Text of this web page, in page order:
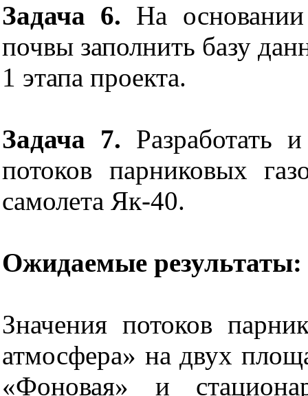
Задача 6. На
почвы заполнить базу
1 этапа проекта.
Задача 7. Разработать
потоков парниковых
самолета Як-40.
Ожидаемые результаты:
Значения потоков
атмосфера» на двух
«Фоновая» и